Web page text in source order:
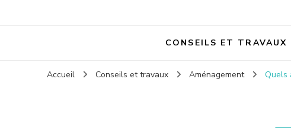
CONSEILS ET TRAVAUX
Accueil Conseils et travaux Aménagement Quels